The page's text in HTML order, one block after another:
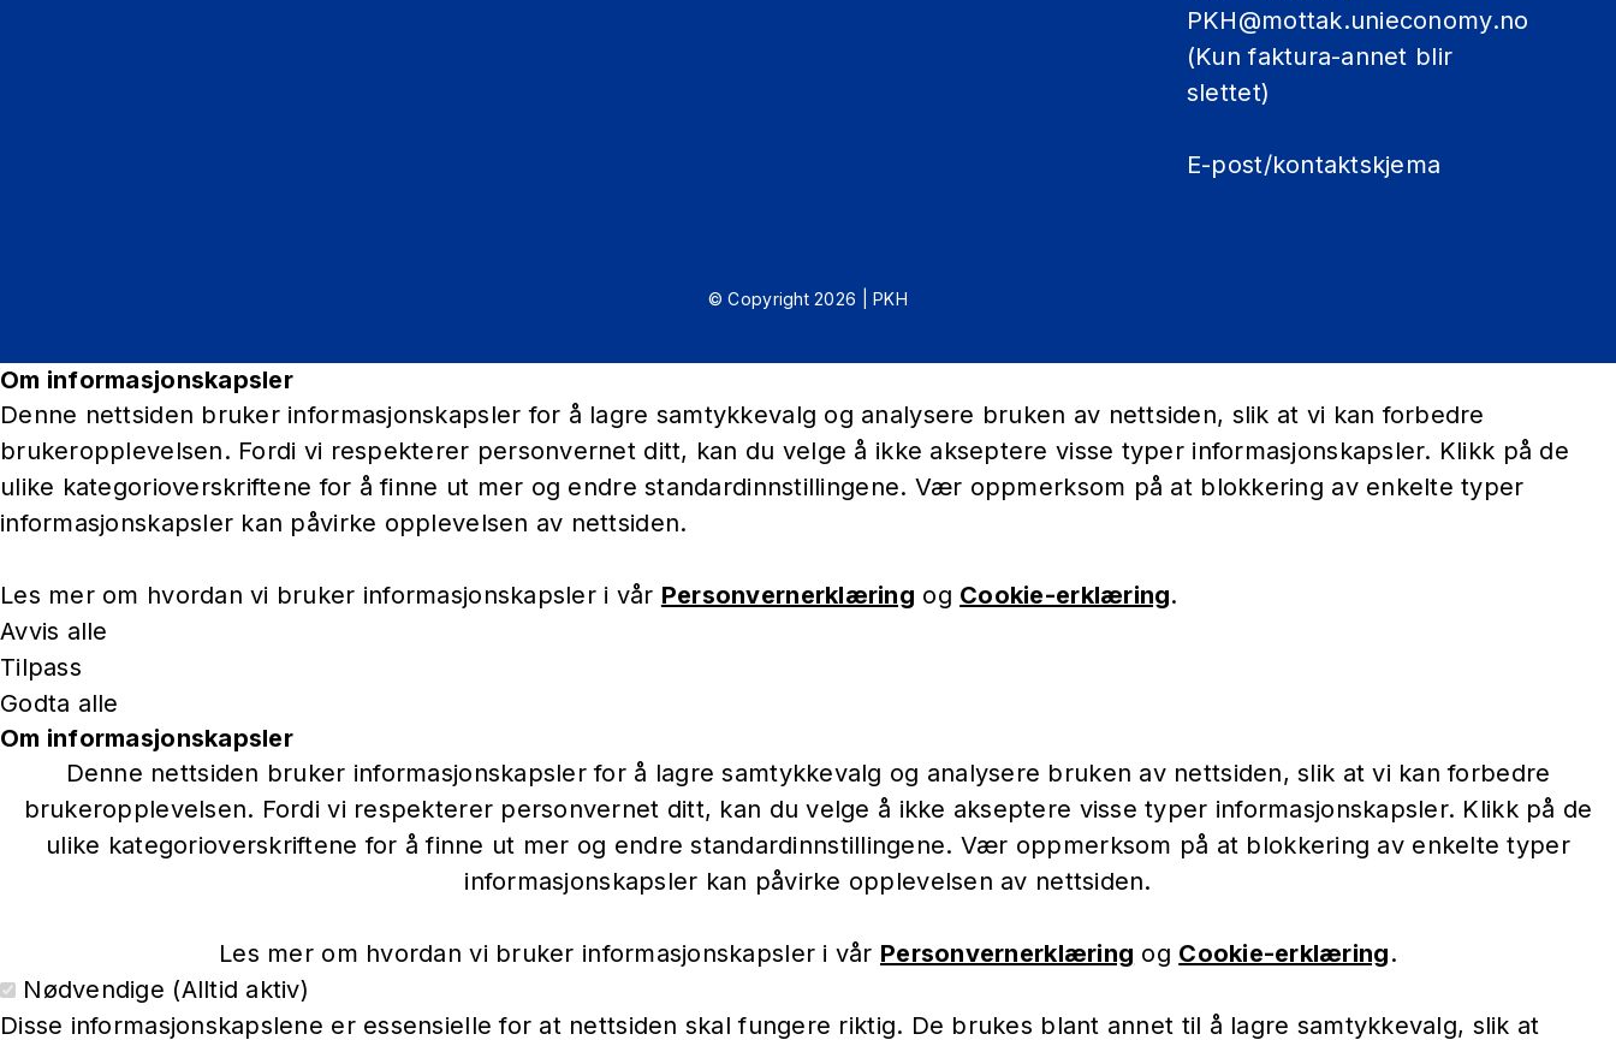
PKH@mottak.unieconomy.no
(Kun faktura-annet blir
slettet)
E-post/kontaktskjema
© Copyright 2026 | PKH
Om informasjonskapsler
Denne nettsiden bruker informasjonskapsler for å lagre samtykkevalg og analysere bruken av nettsiden, slik at vi kan forbedre
brukeropplevelsen. Fordi vi respekterer personvernet ditt, kan du velge å ikke akseptere visse typer informasjonskapsler. Klikk på de
ulike kategorioverskriftene for å finne ut mer og endre standardinnstillingene. Vær oppmerksom på at blokkering av enkelte typer
informasjonskapsler kan påvirke opplevelsen av nettsiden.
Les mer om hvordan vi bruker informasjonskapsler i vår Personvernerklæring og Cookie-erklæring.
Avvis alle
Tilpass
Godta alle
Om informasjonskapsler
Denne nettsiden bruker informasjonskapsler for å lagre samtykkevalg og analysere bruken av nettsiden, slik at vi kan forbedre
brukeropplevelsen. Fordi vi respekterer personvernet ditt, kan du velge å ikke akseptere visse typer informasjonskapsler. Klikk på de
ulike kategorioverskriftene for å finne ut mer og endre standardinnstillingene. Vær oppmerksom på at blokkering av enkelte typer
informasjonskapsler kan påvirke opplevelsen av nettsiden.
Les mer om hvordan vi bruker informasjonskapsler i vår Personvernerklæring og Cookie-erklæring.
Nødvendige (Alltid aktiv)
Disse informasjonskapslene er essensielle for at nettsiden skal fungere riktig. De brukes blant annet til å lagre samtykkevalg, slik at